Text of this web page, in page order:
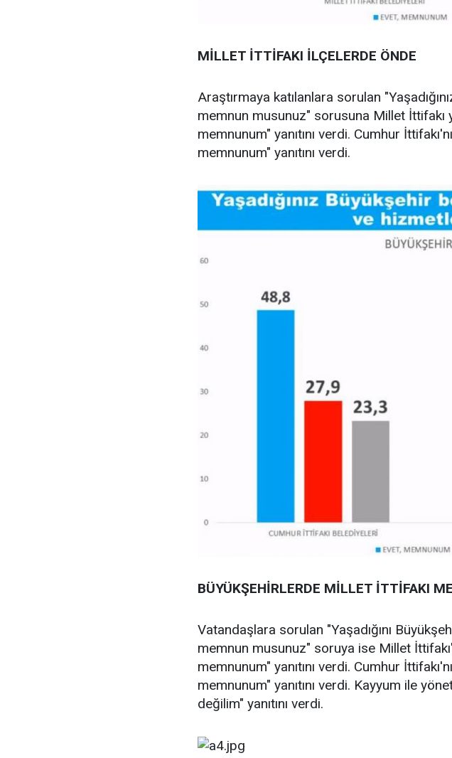
MİLLET İTTİFAKI İLÇELERDE ÖNDE
Araştırmaya katılanlara sorulan
memnun musunuz" sorusuna Millet
memnunum" yanıtını verdi. Cumhur
memnunum" yanıtını verdi.
BÜYÜKŞEHİRLERDE MİLLET İTTİFAKI
Vatandaşlara sorulan "Yaşadığını
memnun musunuz" soruya ise Millet
memnunum" yanıtını verdi. Cumhur
memnunum" yanıtını verdi. Kayyum ile
değilim" yanıtını verdi.